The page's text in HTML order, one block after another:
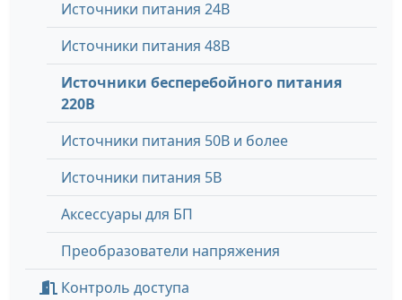
Источники питания 24В
Источники питания 48В
Источники бесперебойного питания
220В
Источники питания 50В и более
Источники питания 5В
Аксессуары для БП
Преобразователи напряжения
Контроль доступа